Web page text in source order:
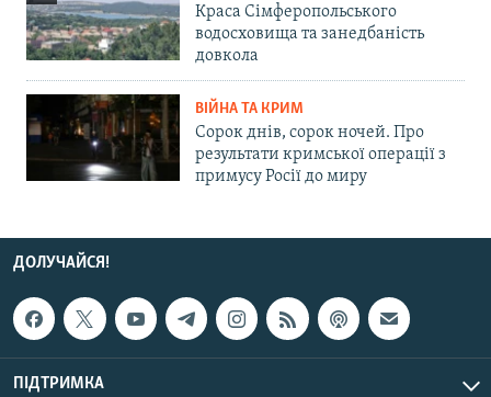
Краса Сімферопольського
водосховища та занедбаність
довкола
ВІЙНА ТА КРИМ
Сорок днів, сорок ночей. Про
результати кримської операції з
примусу Росії до миру
ДОЛУЧАЙСЯ!
ПІДТРИМКА